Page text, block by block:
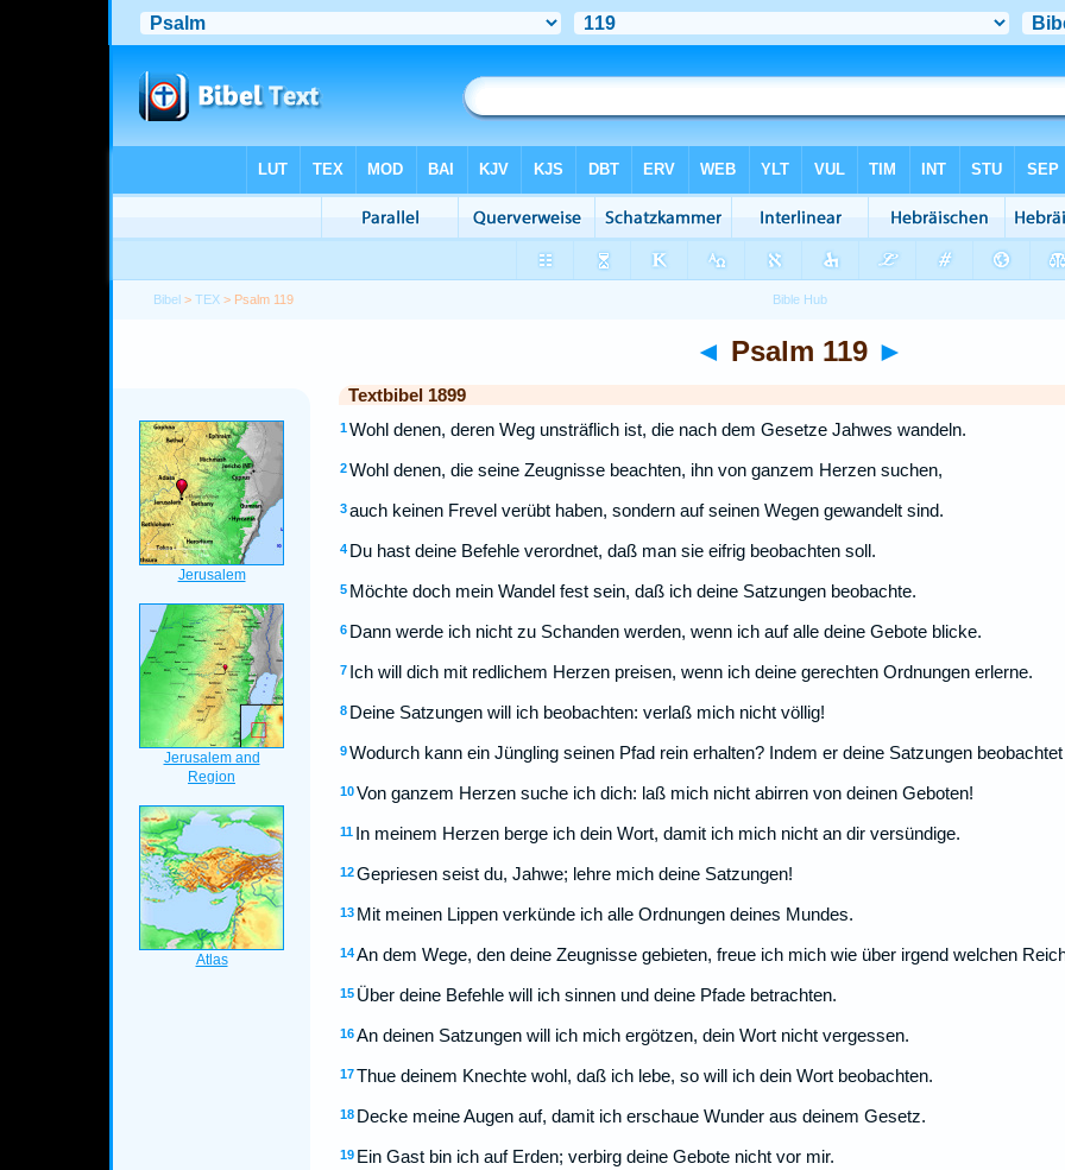
Bibel >TEX > Psalm 119
◄ Psalm 119 ►
Textbibel 1899
1 Wohl denen, deren Weg unsträflich ist, die nach dem Gesetze Jahwes wandeln.
2 Wohl denen, die seine Zeugnisse beachten, ihn von ganzem Herzen suchen,
3 auch keinen Frevel verübt haben, sondern auf seinen Wegen gewandelt sind.
4 Du hast deine Befehle verordnet, daß man sie eifrig beobachten soll.
5 Möchte doch mein Wandel fest sein, daß ich deine Satzungen beobachte.
6 Dann werde ich nicht zu Schanden werden, wenn ich auf alle deine Gebote blicke.
7 Ich will dich mit redlichem Herzen preisen, wenn ich deine gerechten Ordnungen erlerne.
8 Deine Satzungen will ich beobachten: verlaß mich nicht völlig!
9 Wodurch kann ein Jüngling seinen Pfad rein erhalten? Indem er deine Satzungen
10 Von ganzem Herzen suche ich dich: laß mich nicht abirren von deinen Geboten!
11 In meinem Herzen berge ich dein Wort, damit ich mich nicht an dir versündige.
12 Gepriesen seist du, Jahwe; lehre mich deine Satzungen!
13 Mit meinen Lippen verkünde ich alle Ordnungen deines Mundes.
14 An dem Wege, den deine Zeugnisse gebieten, freue ich mich wie über irgend welchen
15 Über deine Befehle will ich sinnen und deine Pfade betrachten.
16 An deinen Satzungen will ich mich ergötzen, dein Wort nicht vergessen.
17 Thue deinem Knechte wohl, daß ich lebe, so will ich dein Wort beobachten.
18 Decke meine Augen auf, damit ich erschaue Wunder aus deinem Gesetz.
19 Ein Gast bin ich auf Erden; verbirg deine Gebote nicht vor mir.